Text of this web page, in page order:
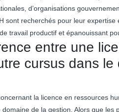
d’organisations
sont recherchés pour leur
travail productif et épanouissant
entre une
cursus dans le
la licence en ressources
de la gestion. Alors que